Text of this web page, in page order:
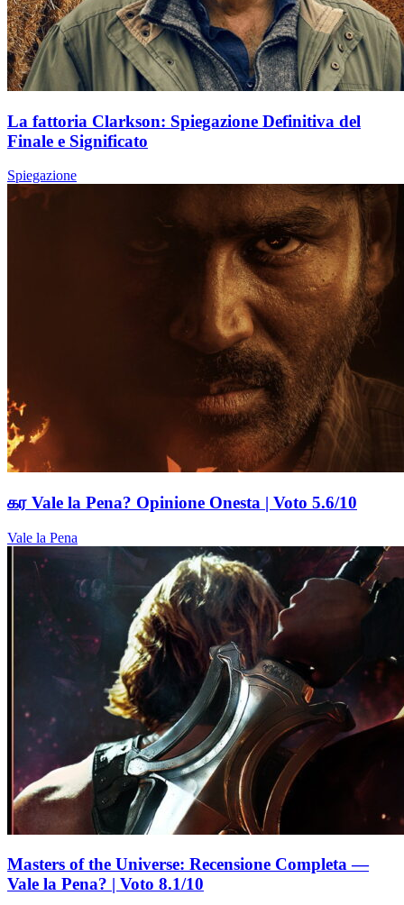
La fattoria Clarkson: Spiegazione Definitiva del
Finale e Significato
Spiegazione
கர Vale la Pena? Opinione Onesta | Voto 5.6/10
Vale la Pena
Masters of the Universe: Recensione Completa —
Vale la Pena? | Voto 8.1/10